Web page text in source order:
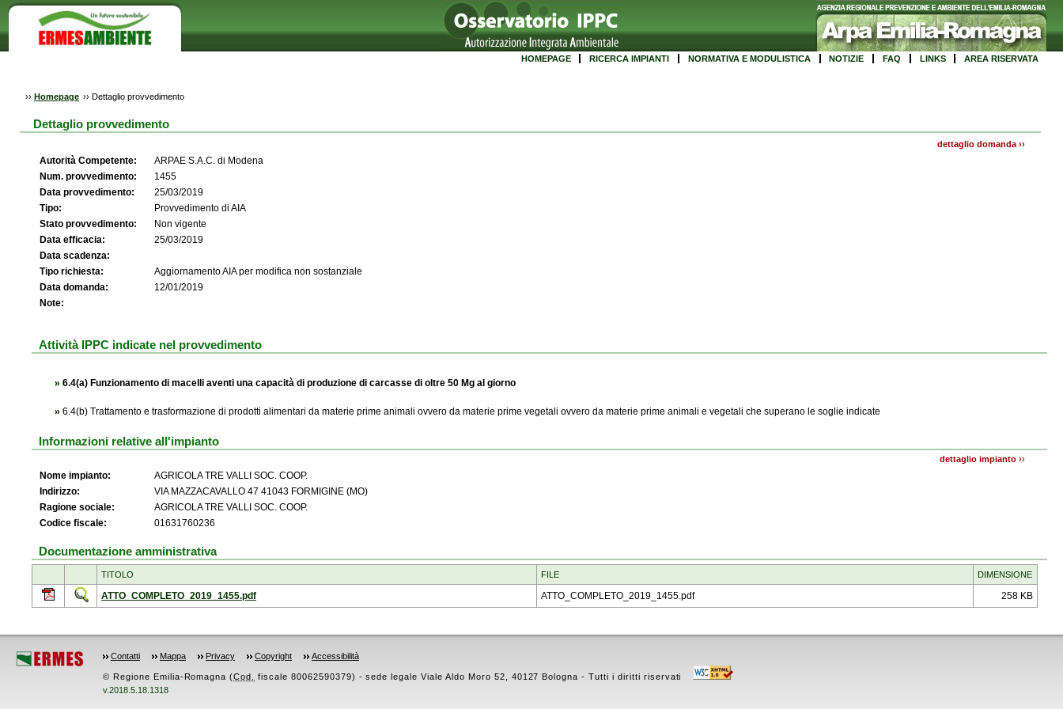
HOMEPAGE RICERCA IMPIANTI NORMATIVA E MODULISTICA NOTIZIE FAQ LINKS AREA RISERVATA
›› Homepage ›› Dettaglio provvedimento
Dettaglio provvedimento
dettaglio domanda ››
Autorità Competente:
ARPAE S.A.C. di Modena
Num. provvedimento:
1455
Data provvedimento:
25/03/2019
Tipo:
Provvedimento di AIA
Stato provvedimento:
Non vigente
Data efficacia:
25/03/2019
Data scadenza:
Tipo richiesta:
Aggiornamento AIA per modifica non sostanziale
Data domanda:
12/01/2019
Note:
Attività IPPC indicate nel provvedimento
6.4(a) Funzionamento di macelli aventi una capacità di produzione di carcasse di oltre 50 Mg al giorno
6.4(b) Trattamento e trasformazione di prodotti alimentari da materie prime animali ovvero da materie prime vegetali ovvero da materie prime animali e vegetali che superano le soglie indicate
Informazioni relative all'impianto
dettaglio impianto ››
Nome impianto:
AGRICOLA TRE VALLI SOC. COOP.
Indirizzo:
VIA MAZZACAVALLO 47 41043 FORMIGINE (MO)
Ragione sociale:
AGRICOLA TRE VALLI SOC. COOP.
Codice fiscale:
01631760236
Documentazione amministrativa
TITOLO FILE DIMENSIONE
ATTO_COMPLETO_2019_1455.pdf ATTO_COMPLETO_2019_1455.pdf 258 KB
Contatti Mappa Privacy Copyright Accessibilità
© Regione Emilia-Romagna (Cod.
fiscale 80062590379) - sede legale Viale Aldo Moro 52, 40127 Bologna - Tutti i diritti riservati
v.2018.5.18.1318